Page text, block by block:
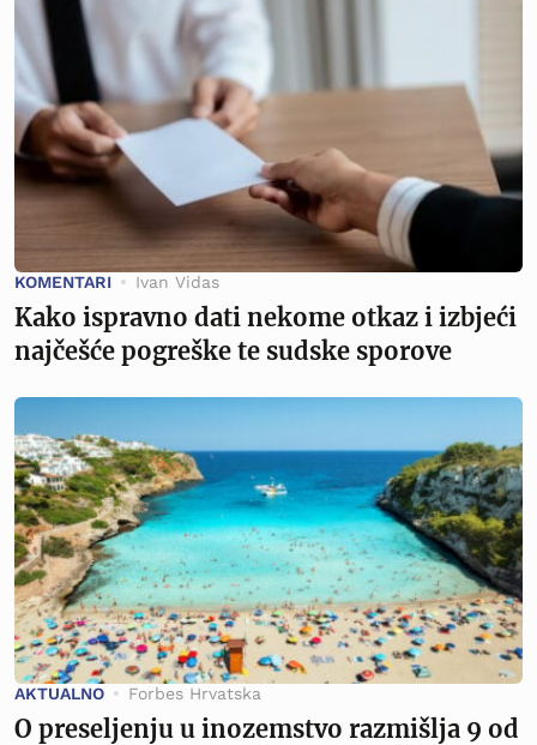
KOMENTARI Ivan Vidas
Kako ispravno dati nekome otkaz i izbjeći
najčešće pogreške te sudske sporove
AKTUALNO Forbes Hrvatska
O preseljenju u inozemstvo razmišlja 9 od